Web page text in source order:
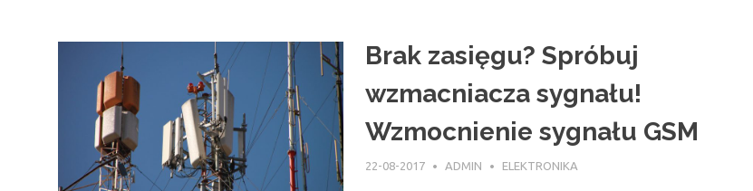
Brak zasięgu? Spróbuj
wzmacniacza sygnału!
Wzmocnienie sygnału GSM
22-08-2017 ADMIN ELEKTRONIKA